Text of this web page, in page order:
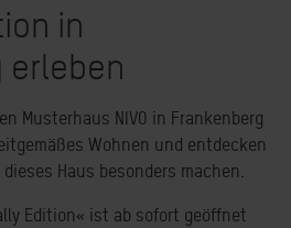
in
erleben
Musterhaus NIVO in Frankenberg
Wohnen und entdecken
Haus besonders machen.
Edition« ist ab sofort geöffnet